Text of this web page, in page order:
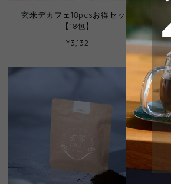
玄米デカフェ18pcsお得セット
【18包】
¥3,132